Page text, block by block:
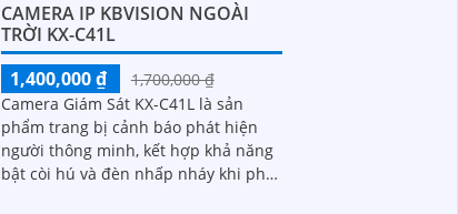
CAMERA IP KBVISION NGOÀI
TRỜI KX-C41L
1,400,000 ₫
1,700,000 ₫
Camera Giám Sát KX-C41L là sản
phẩm trang bị cảnh báo phát hiện
người thông minh, kết hợp khả năng
bật còi hú và đèn nhấp nháy khi phát